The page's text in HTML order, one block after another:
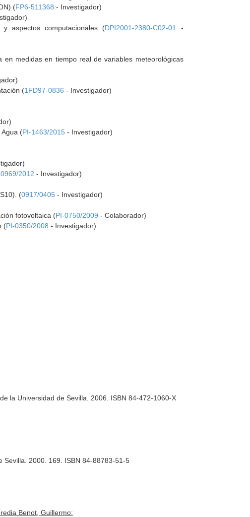
(FP6-511368 - Investigador)
aspectos computacionales (DPI2001-2380-C02-01
-
medidas en tiempo real de variables meteorológicas
(1FD97-0836 - Investigador)
Agua (PI-1463/2015 - Investigador)
2012 - Investigador)
(0917/0405 - Investigador)
fotovoltaica (PI-0750/2009 - Colaborador)
(PI-0350/2008 - Investigador)
la Universidad de Sevilla. 2006. ISBN 84-472-1060-X
Sevilla. 2000. 169. ISBN 84-88783-51-5
Benot, Guillermo: